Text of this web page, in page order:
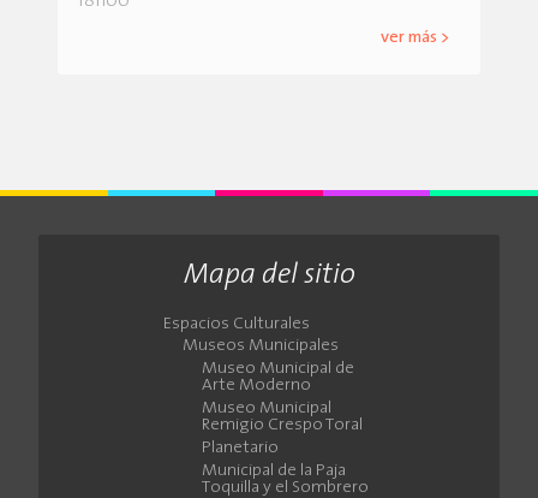
ver más >
Mapa del sitio
Espacios Culturales
Museos Municipales
Museo Municipal de
Arte Moderno
Museo Municipal
Remigio Crespo Toral
Planetario
Municipal de la Paja
Toquilla y el Sombrero